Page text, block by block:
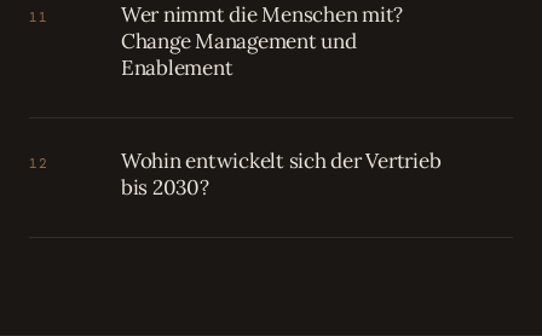
11
Wer nimmt die Menschen mit?
Change Management und
Enablement
12
Wohin entwickelt sich der Vertrieb
bis 2030?